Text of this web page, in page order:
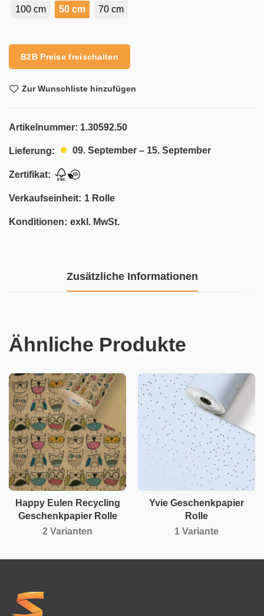
100 cm 50 cm 70 cm
B2B Preise freischalten
Zur Wunschliste hinzufügen
Artikelnummer: 1.30592.50
Lieferung: 09. September – 15. September
Zertifikat:
Verkaufseinheit: 1 Rolle
Konditionen: exkl. MwSt.
Zusätzliche Informationen
Ähnliche Produkte
Happy Eulen Recycling
Geschenkpapier Rolle
2 Varianten
Yvie Geschenkpapier
Rolle
1 Variante